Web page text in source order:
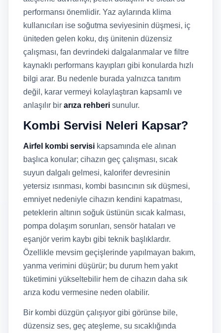
performansı önemlidir. Yaz aylarında klima
kullanıcıları ise soğutma seviyesinin düşmesi, iç
üniteden gelen koku, dış ünitenin düzensiz
çalışması, fan devrindeki dalgalanmalar ve filtre
kaynaklı performans kayıpları gibi konularda hızlı
bilgi arar. Bu nedenle burada yalnızca tanıtım
değil, karar vermeyi kolaylaştıran kapsamlı ve
anlaşılır bir arıza rehberi sunulur.
Kombi Servisi Neleri Kapsar?
Airfel kombi servisi kapsamında ele alınan
başlıca konular; cihazın geç çalışması, sıcak
suyun dalgalı gelmesi, kalorifer devresinin
yetersiz ısınması, kombi basıncının sık düşmesi,
emniyet nedeniyle cihazın kendini kapatması,
peteklerin altının soğuk üstünün sıcak kalması,
pompa dolaşım sorunları, sensör hataları ve
eşanjör verim kaybı gibi teknik başlıklardır.
Özellikle mevsim geçişlerinde yapılmayan bakım,
yanma verimini düşürür; bu durum hem yakıt
tüketimini yükseltebilir hem de cihazın daha sık
arıza kodu vermesine neden olabilir.
Bir kombi düzgün çalışıyor gibi görünse bile,
düzensiz ses, geç ateşleme, su sıcaklığında